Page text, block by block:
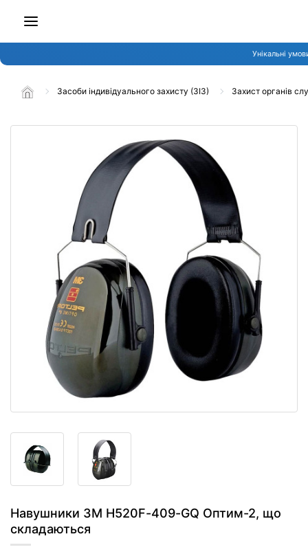
Унікальні
Засоби індивідуального захисту (ЗІЗ) Захист органів
Навушники 3M H520F-409-GQ Оптим-2, що
складаються